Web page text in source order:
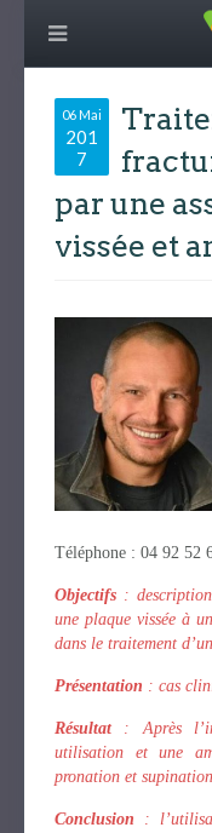
06 Mai
201
7
par une
vissée et
Téléphone : 04 92 52
Objectifs :
une plaque vissée à
dans le traitement
Présentation : cas
Résultat : Après
utilisation et une
pronation et
Conclusion :